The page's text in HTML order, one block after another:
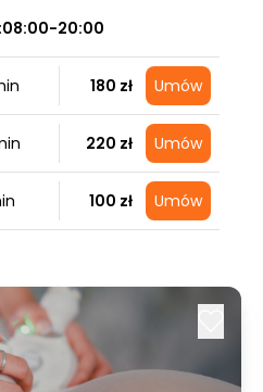
08:00-20:00
180 zł Umów
220 zł Umów
100 zł Umów